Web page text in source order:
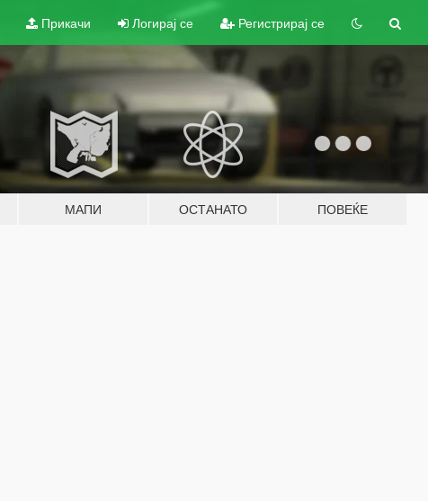
Прикачи Логирај се Регистрирај се
МАПИ ОСТАНАТО ПОВЕЌЕ